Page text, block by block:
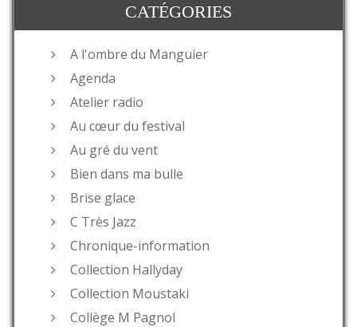
CATÉGORIES
A l'ombre du Manguier
Agenda
Atelier radio
Au cœur du festival
Au gré du vent
Bien dans ma bulle
Brise glace
C Très Jazz
Chronique-information
Collection Hallyday
Collection Moustaki
Collège M Pagnol